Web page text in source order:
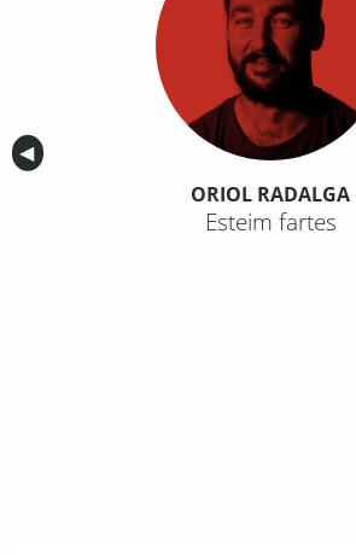
Anterior
◀︎
ORIOL RADALGA
Esteim fartes